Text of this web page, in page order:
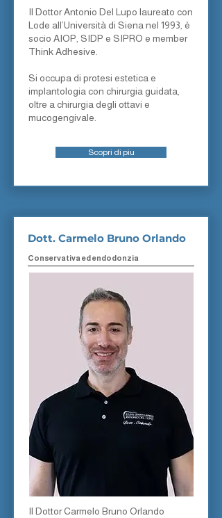
Il Dottor Antonio Del Lupo laureato con
Lode all’Università di Siena nel 1993, è
socio AIOP, SIDP e SIPRO e member
Think Adhesive.
Si occupa di protesi estetica e
implantologia con chirurgia guidata,
oltre a chirurgia degli ottavi e
mucogengivale.
Scopri di piu
Dott. Carmelo Bruno Orlando
Conservativa ed endodonzia
Il Dottor Carmelo Bruno Orlando